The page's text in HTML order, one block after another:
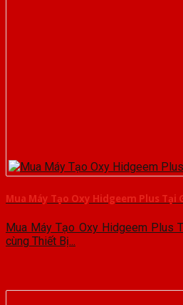
Mua Máy Tạo Oxy Hidgeem Plus Tại
Mua Máy Tạo Oxy Hidgeem Plus
cùng Thiết Bị...